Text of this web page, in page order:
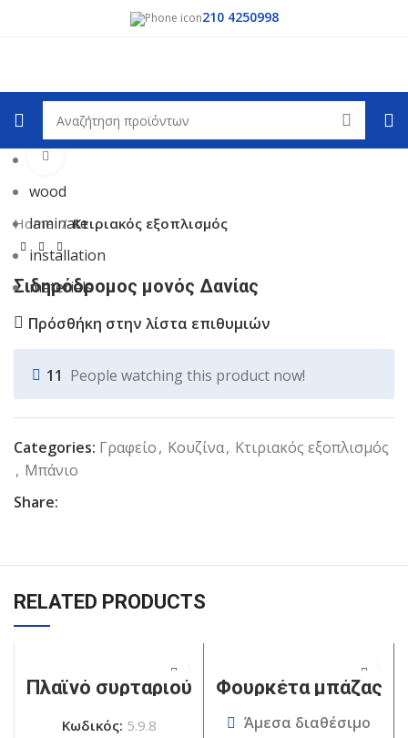
210 4250998
Home Κτιριακός εξοπλισμός
Σιδηρόδρομος μονός Δανίας
Πρόσθήκη στην λίστα επιθυμιών
11 People watching this product now!
Categories: Γραφείο, Κουζίνα, Κτιριακός εξοπλισμός
, Μπάνιο
Share:
RELATED PRODUCTS
Πλαϊνό συρταριού
150mm
Κωδικός: 5.9.8
Φουρκέτα μπάζας
Άμεσα διαθέσιμο
Επιλέξτε κατηγορία
Δημοφιλή αιτήματα:
tile
wood
laminate
installation
materials